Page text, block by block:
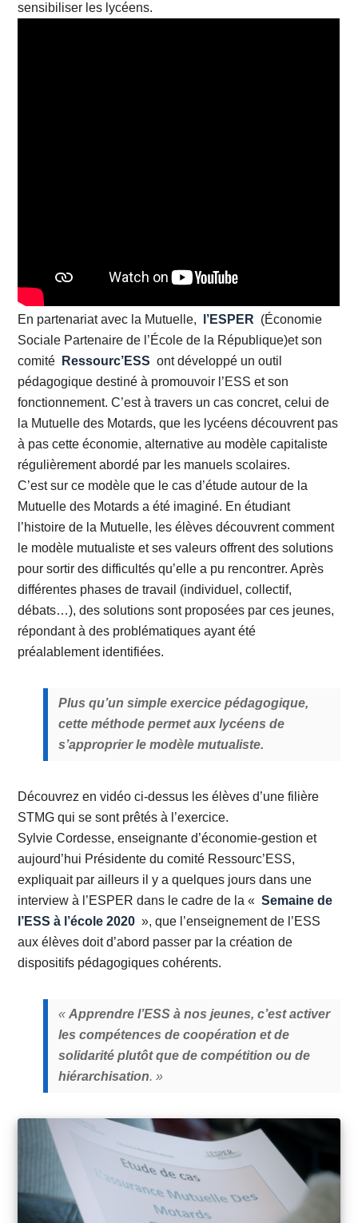
sensibiliser les lycéens.
En partenariat avec la Mutuelle, l’ESPER (Économie
Sociale Partenaire de l’École de la République)et son
comité
Ressourc’ESS ont développé un outil
pédagogique destiné à promouvoir l’ESS et son
fonctionnement. C’est à travers un cas concret, celui de
la Mutuelle des Motards, que les lycéens découvrent pas
à pas cette économie, alternative au modèle capitaliste
régulièrement abordé par les manuels scolaires.
C’est sur ce modèle que le cas d’étude autour de la
Mutuelle des Motards a été imaginé. En étudiant
l’histoire de la Mutuelle, les élèves découvrent comment
le modèle mutualiste et ses valeurs offrent des solutions
pour sortir des difficultés qu’elle a pu rencontrer. Après
différentes phases de travail (individuel, collectif,
débats…), des solutions sont proposées par ces jeunes,
répondant à des problématiques ayant été
préalablement identifiées.
Plus qu’un simple exercice pédagogique,
cette méthode permet aux lycéens de
s’approprier le modèle mutualiste.
Découvrez en vidéo ci-dessus les élèves d’une filière
STMG qui se sont prêtés à l’exercice.
Sylvie Cordesse, enseignante d’économie-gestion et
aujourd’hui Présidente du comité Ressourc’ESS,
expliquait par ailleurs il y a quelques jours dans une
interview à l’ESPER dans le cadre de la « Semaine de
l’ESS à l’école 2020 », que l’enseignement de l’ESS
aux élèves doit d’abord passer par la création de
dispositifs pédagogiques cohérents.
« Apprendre l’ESS à nos jeunes, c’est activer
les compétences de coopération et de
solidarité plutôt que de compétition ou de
hiérarchisation. »